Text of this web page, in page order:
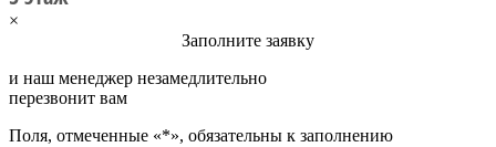
×
Заполните заявку
и наш менеджер незамедлительно
перезвонит вам
Поля, отмеченные «*», обязательны к заполнению